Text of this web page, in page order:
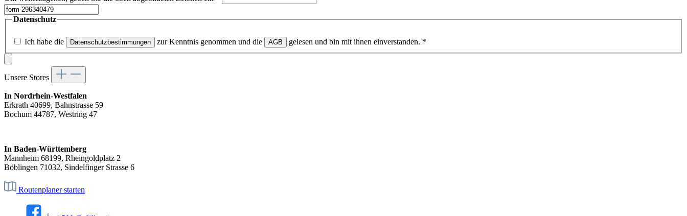
Datenschutz
Ich habe die Datenschutzbestimmungen zur Kenntnis genommen und die AGB gelesen und bin mit ihnen einverstanden. *
Unsere Stores
In Nordrhein-Westfalen
Erkrath 40699, Bahnstrasse 59
Bochum 44787, Westring 47
In Baden-Württemberg
Mannheim 68199, Rheingoldplatz 2
Böblingen 71032, Sindelfinger Strasse 6
Routenplaner starten